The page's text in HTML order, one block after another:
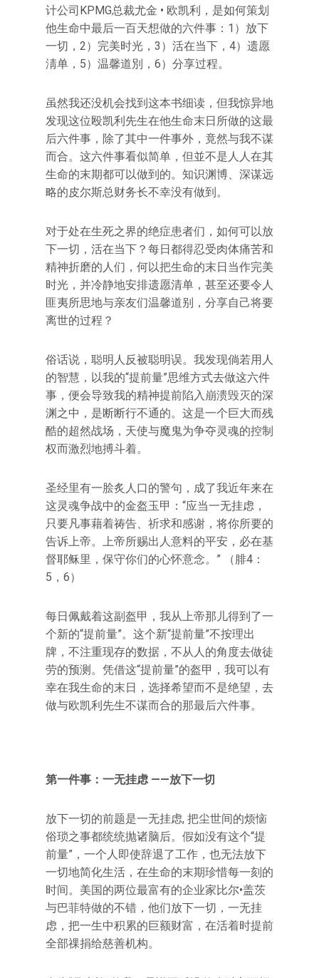
计公司KPMG总裁尤金 • 欧凯利，是如何策划
他生命中最后一百天想做的六件事：1）放下
一切，2）完美时光，3）活在当下，4）遗愿
淸单，5）温馨道別，6）分享过程。
虽然我还没机会找到这本书细读，但我惊异地
发现这位殴凯利先生在他生命末日所做的这最
后六件事，除了其中一件事外，竟然与我不谋
而合。这六件事看似简单，但並不是人人在其
生命的末期都可以做到的。知识渊博、深谋远
略的皮尔斯总财务长不幸没有做到。
对于处在生死之界的绝症患者们，如何可以放
下一切，活在当下？每日都得忍受肉体痛苦和
精神折磨的人们，何以把生命的末日当作完美
时光，并冷静地安排遗愿清单，甚至还要令人
匪夷所思地与亲友们温馨道别，分享自己将要
离世的过程？
俗话说，聪明人反被聪明误。我发现倘若用人
的智慧，以我的“提前量”思维方式去做这六件
事，便会导致我的精神提前陷入崩溃毁灭的深
渊之中，是断断行不通的。这是一个巨大而残
酷的超然战场，天使与魔鬼为争夺灵魂的控制
权而激烈地搏斗着。
圣经里有一脍炙人口的警句，成了我近年来在
这灵魂争战中的金盔玉甲：“应当一无挂虑，
只要凡事藉着祷告、祈求和感谢，将你所要的
告诉上帝。上帝所赐出人意料的平安，必在基
督耶稣里，保守你们的心怀意念。” （腓4：
5，6）
每日佩戴着这副盔甲，我从上帝那儿得到了一
个新的“提前量”。这个新“提前量”不按理出
牌，不注重现存的数据，不从人的角度去做徒
劳的预测。凭借这“提前量”的盔甲，我可以有
幸在我生命的末日，选择希望而不是绝望，去
做与欧凯利先生不谋而合的那最后六件事。
第一件事：一无挂虑 ——放下一切
放下一切的前题是一无挂虑, 把尘世间的烦恼
俗琐之事都统统抛诸脑后。假如没有这个“提
前量”，一个人即使辞退了工作，也无法放下
一切地简化生活，在生命的末期珍惜每一刻的
时间。美国的两位最富有的企业家比尔•盖茨
与巴菲特做的不错，他们放下一切，一无挂
虑，把一生中积累的巨额财富，在活着时提前
全部祼捐给慈善机构。